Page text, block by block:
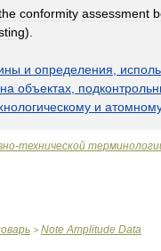
conformity assessment
).
и определения
на объектах
и
-технической
> Note Amplitude Data